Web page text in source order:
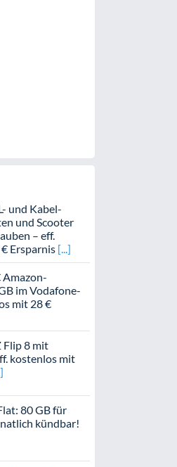
und Kabel-
und Scooter
– eff.
Ersparnis
Amazon-
im Vodafone-
mit 28 €
Flip 8 mit
kostenlos mit
80 GB für
kündbar!